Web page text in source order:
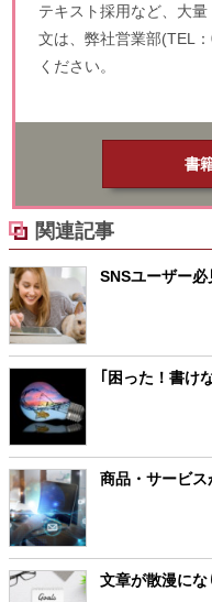
テキスト採用など、大
文は、弊社営業部(TEL
ください。
書
関連記事
SNSユーザー
｢困った！書け
商品・サービ
文章が散漫に